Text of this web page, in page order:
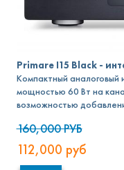
Primare I15 Black -
Компактный аналоговый
мощностью 60 Вт на
возможностью
160,000РУБ
112,000 руб